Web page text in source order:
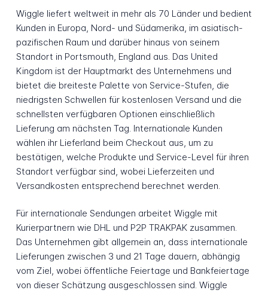
Wiggle liefert weltweit in mehr als 70 Länder und bedient
Kunden in Europa, Nord- und Südamerika, im asiatisch-
pazifischen Raum und darüber hinaus von seinem
Standort in Portsmouth, England aus. Das United
Kingdom ist der Hauptmarkt des Unternehmens und
bietet die breiteste Palette von Service-Stufen, die
niedrigsten Schwellen für kostenlosen Versand und die
schnellsten verfügbaren Optionen einschließlich
Lieferung am nächsten Tag. Internationale Kunden
wählen ihr Lieferland beim Checkout aus, um zu
bestätigen, welche Produkte und Service-Level für ihren
Standort verfügbar sind, wobei Lieferzeiten und
Versandkosten entsprechend berechnet werden.
Für internationale Sendungen arbeitet Wiggle mit
Kurierpartnern wie DHL und P2P TRAKPAK zusammen.
Das Unternehmen gibt allgemein an, dass internationale
Lieferungen zwischen 3 und 21 Tage dauern, abhängig
vom Ziel, wobei öffentliche Feiertage und Bankfeiertage
von dieser Schätzung ausgeschlossen sind. Wiggle